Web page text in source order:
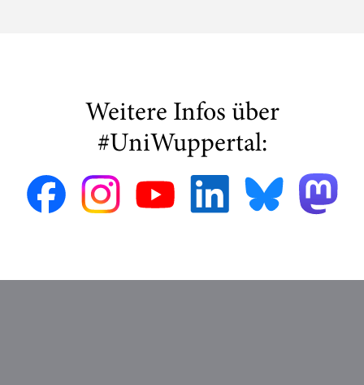
Weitere Infos über
#UniWuppertal: